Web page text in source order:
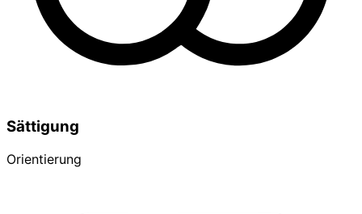
Sättigung
Orientierung